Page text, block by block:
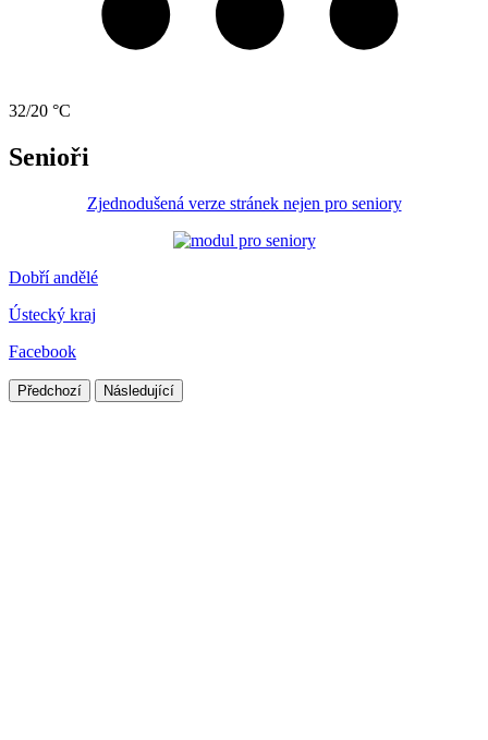
32/20 °C
Senioři
Zjednodušená verze stránek nejen pro seniory
Dobří andělé
Ústecký kraj
Facebook
Předchozí Následující